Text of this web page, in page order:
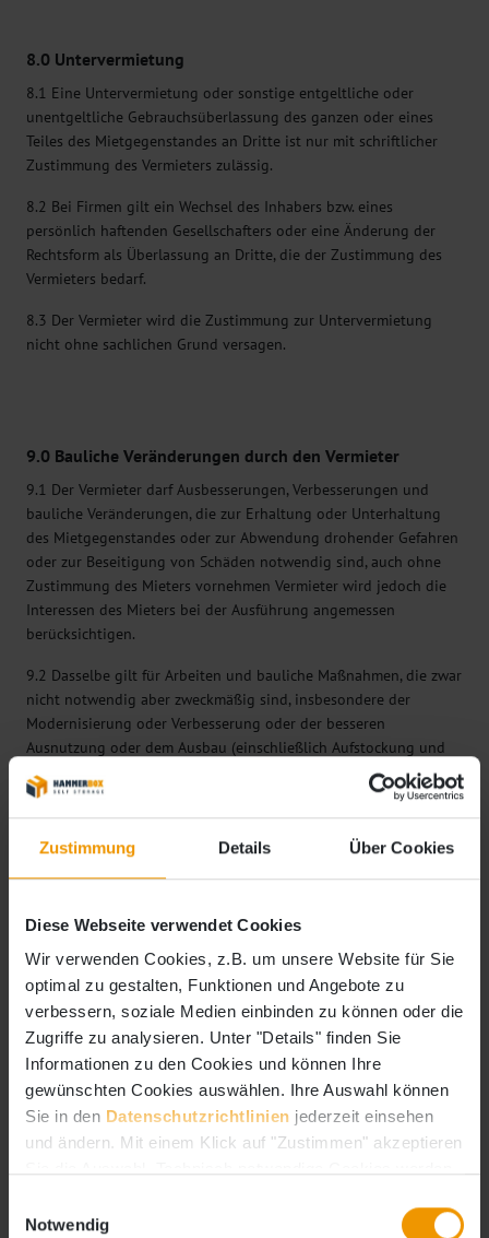
Zustimmung Details Über Cookies
Diese Webseite verwendet Cookies
Wir verwenden Cookies, z.B. um unsere Website für Sie
optimal zu gestalten, Funktionen und Angebote zu
verbessern, soziale Medien einbinden zu können oder die
Zugriffe zu analysieren. Unter "Details" finden Sie
Informationen zu den Cookies und können Ihre
gewünschten Cookies auswählen. Ihre Auswahl können
Sie in den Datenschutzrichtlinien jederzeit einsehen
und ändern. Mit einem Klick auf "Zustimmen" akzeptieren
Notwendig
8.0 Untervermietung
8.1 Eine Untervermietung oder sonstige entgeltliche oder
unentgeltliche Gebrauchsüberlassung des ganzen oder eines
Teiles des Mietgegenstandes an Dritte ist nur mit schriftlicher
Zustimmung des Vermieters zulässig.
8.2 Bei Firmen gilt ein Wechsel des Inhabers bzw. eines
persönlich haftenden Gesellschafters oder eine Änderung der
Rechtsform als Überlassung an Dritte, die der Zustimmung des
Vermieters bedarf.
8.3 Der Vermieter wird die Zustimmung zur Untervermietung
nicht ohne sachlichen Grund versagen.
9.0 Bauliche Veränderungen durch den Vermieter
9.1 Der Vermieter darf Ausbesserungen, Verbesserungen und
bauliche Veränderungen, die zur Erhaltung oder Unterhaltung
des Mietgegenstandes oder zur Abwendung drohender Gefahren
oder zur Beseitigung von Schäden notwendig sind, auch ohne
Zustimmung des Mieters vornehmen Vermieter wird jedoch die
Interessen des Mieters bei der Ausführung angemessen
berücksichtigen.
9.2 Dasselbe gilt für Arbeiten und bauliche Maßnahmen, die zwar
nicht notwendig aber zweckmäßig sind, insbesondere der
Modernisierung oder Verbesserung oder der besseren
Ausnutzung oder dem Ausbau (einschließlich Aufstockung und
Anbau) des Gebäudes dienen.
9.3 Der Beginn derartiger Arbeiten ist dem Mieter mindestens
zwei Wochen vorher schriftlich anzukündigen.
9.4 Der Mieter hat die in Betracht kommenden Räume und
Arbeiten nicht behindern oder verzögern.
10.0 Wechsel des Mietgegenstandes
10.1. Der Mieter erteilt schon jetzt seine Zustimmung zu einem
Wechsel des Mietgegenstandes innerhalb der HammerBox, wenn
dies erforderlich ist, um die Funktionalität oder Auslastung der
HammerBox zu erhalten oder zu erhöhen. Der neue
diesem Fall der Vermieter. Der Mieter ist verpflichtet, den